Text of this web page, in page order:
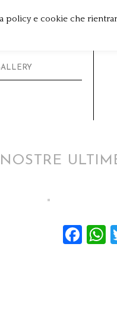
e cookie che